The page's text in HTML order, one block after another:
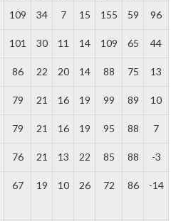
109 34 7 15 155 59 96
101 30 11 14 109 65 44
86 22 20 14 88 75 13
79 21 16 19 99 89 10
79 21 16 19 95 88 7
76 21 13 22 85 88 -3
67 19 10 26 72 86 -14